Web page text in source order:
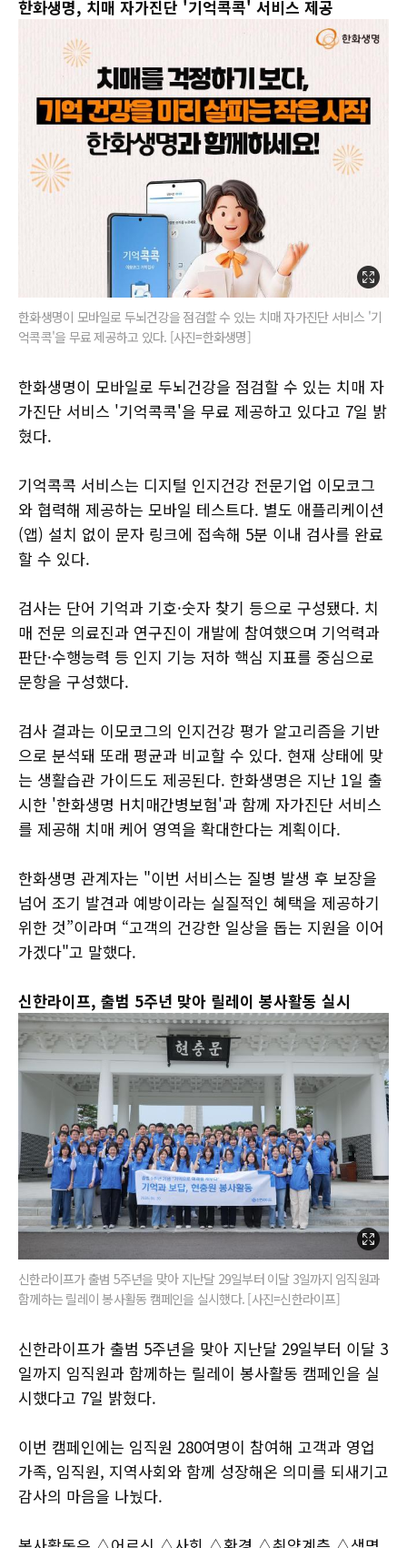
한화생명, 치매 자가진단 '기억콕콕' 서비스 제공
한화생명이 모바일로 두뇌건강을 점검할 수 있는 치매 자가진단 서비스 '기
억콕콕'을 무료 제공하고 있다. [사진=한화생명]
한화생명이 모바일로 두뇌건강을 점검할 수 있는 치매 자
가진단 서비스 '기억콕콕'을 무료 제공하고 있다고 7일 밝
혔다.
기억콕콕 서비스는 디지털 인지건강 전문기업 이모코그
와 협력해 제공하는 모바일 테스트다. 별도 애플리케이션
(앱) 설치 없이 문자 링크에 접속해 5분 이내 검사를 완료
할 수 있다.
검사는 단어 기억과 기호·숫자 찾기 등으로 구성됐다. 치
매 전문 의료진과 연구진이 개발에 참여했으며 기억력과
판단·수행능력 등 인지 기능 저하 핵심 지표를 중심으로
문항을 구성했다.
검사 결과는 이모코그의 인지건강 평가 알고리즘을 기반
으로 분석돼 또래 평균과 비교할 수 있다. 현재 상태에 맞
는 생활습관 가이드도 제공된다. 한화생명은 지난 1일 출
시한 '한화생명 H치매간병보험'과 함께 자가진단 서비스
를 제공해 치매 케어 영역을 확대한다는 계획이다.
한화생명 관계자는 "이번 서비스는 질병 발생 후 보장을
넘어 조기 발견과 예방이라는 실질적인 혜택을 제공하기
위한 것”이라며 “고객의 건강한 일상을 돕는 지원을 이어
가겠다"고 말했다.
신한라이프, 출범 5주년 맞아 릴레이 봉사활동 실시
신한라이프가 출범 5주년을 맞아 지난달 29일부터 이달 3일까지 임직원과
함께하는 릴레이 봉사활동 캠페인을 실시했다. [사진=신한라이프]
신한라이프가 출범 5주년을 맞아 지난달 29일부터 이달 3
일까지 임직원과 함께하는 릴레이 봉사활동 캠페인을 실
시했다고 7일 밝혔다.
이번 캠페인에는 임직원 280여명이 참여해 고객과 영업
가족, 임직원, 지역사회와 함께 성장해온 의미를 되새기고
감사의 마음을 나눴다.